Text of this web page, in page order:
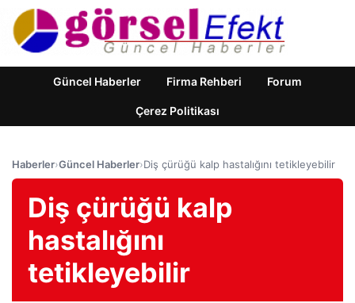
Güncel Haberler Firma Rehberi Forum
Çerez Politikası
Haberler›Güncel Haberler›Diş çürüğü kalp hastalığını tetikleyebilir
Diş çürüğü kalp
hastalığını
tetikleyebilir